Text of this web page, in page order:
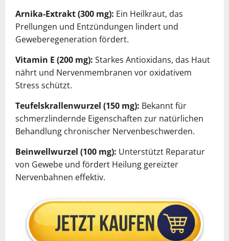
Arnika-Extrakt (300 mg): Ein Heilkraut, das
Prellungen und Entzündungen lindert und
Geweberegeneration fördert.
Vitamin E (200 mg): Starkes Antioxidans, das Haut
nährt und Nervenmembranen vor oxidativem
Stress schützt.
Teufelskrallenwurzel (150 mg): Bekannt für
schmerzlindernde Eigenschaften zur natürlichen
Behandlung chronischer Nervenbeschwerden.
Beinwellwurzel (100 mg): Unterstützt Reparatur
von Gewebe und fördert Heilung gereizter
Nervenbahnen effektiv.